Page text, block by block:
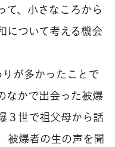
て、小さなころから
について考える機会
が多かったことで
なかで出会った被爆
３世で祖父母から話
被爆者の生の声を聞